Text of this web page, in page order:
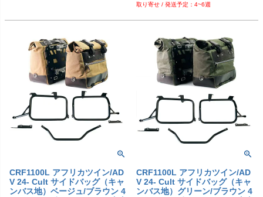
ット
4~6週
CRF1100L アフリカツイン/AD
V 24- Cult サイドバッグ（キャ
ンバス地）ベージュ/ブラウン 4
CRF1100L アフリカツイン/AD
V 24- Cult サイドバッグ（キャ
ンバス地）グリーン/ブラウン 4